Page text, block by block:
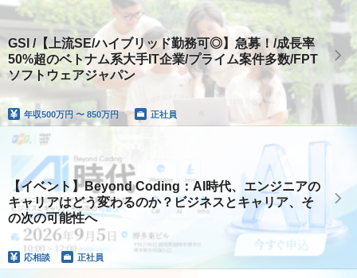
GSI /【上流SE/ハイブリッド勤務可◎】急募！/成長率
50%超のベトナム系大手IT企業/プライム案件多数/FPT
ソフトウェアジャパン
年収500万円 〜 850万円 正社員
【イベント】Beyond Coding：AI時代、エンジニアの
キャリアはどう変わるのか？ビジネスとキャリア、そ
の次の可能性へ
応相談 正社員